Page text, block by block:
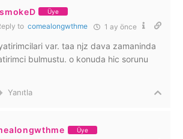
Üye
to comealongwthme 1 ay önce
var. taa njz dava zamaninda
bulmustu. o konuda hic sorunu
Yanıtla
Üye